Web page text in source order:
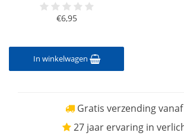
€6,95
In winkelwagen
Gratis verzending vanaf
27 jaar ervaring in